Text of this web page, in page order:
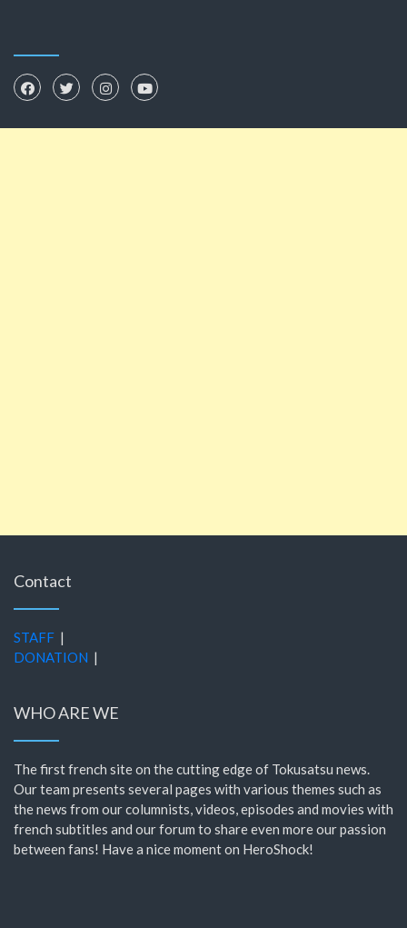
Contact
STAFF |
DONATION |
WHO ARE WE
The first french site on the cutting edge of Tokusatsu news.
Our team presents several pages with various themes such as
the news from our columnists, videos, episodes and movies with
french subtitles and our forum to share even more our passion
between fans! Have a nice moment on HeroShock!